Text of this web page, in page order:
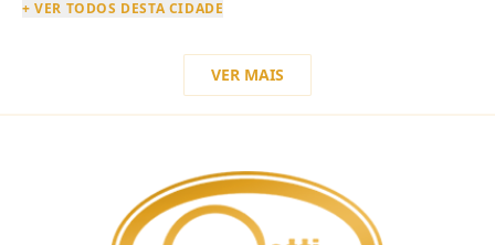
+ VER TODOS DESTA CIDADE
VER MAIS